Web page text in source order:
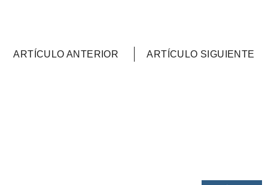
ARTÍCULO ANTERIOR ARTÍCULO SIGUIENTE